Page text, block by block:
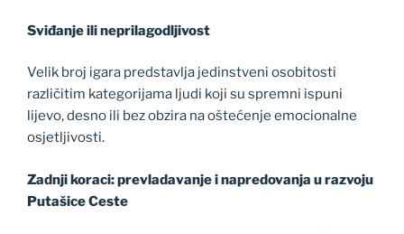
Sviđanje ili neprilagodljivost
Velik broj igara predstavlja jedinstveni osobitosti
različitim kategorijama ljudi koji su spremni ispuni
lijevo, desno ili bez obzira na oštećenje emocionalne
osjetljivosti.
Zadnji koraci: prevladavanje i napredovanja u razvoju
Putašice Ceste